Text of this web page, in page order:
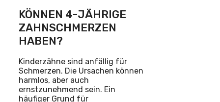
KÖNNEN 4-JÄHRIGE
ZAHNSCHMERZEN
HABEN?
Kinderzähne sind anfällig für
Schmerzen. Die Ursachen können
harmlos, aber auch
ernstzunehmend sein. Ein
häufiger Grund für